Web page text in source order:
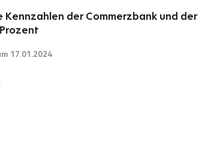
der Commerzbank und der
17.01.2024